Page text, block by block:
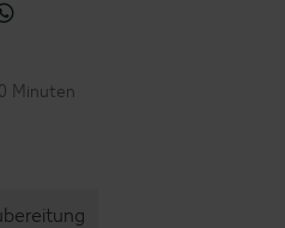
teilen
Pinterest teilen
Minuten